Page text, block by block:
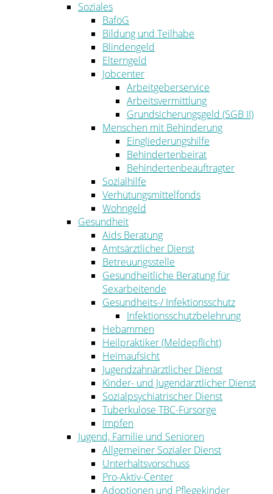
Soziales
BaföG
Bildung und Teilhabe
Blindengeld
Elterngeld
Jobcenter
Arbeitgeberservice
Arbeitsvermittlung
Grundsicherungsgeld (SGB II)
Menschen mit Behinderung
Eingliederungshilfe
Behindertenbeirat
Behindertenbeauftragter
Sozialhilfe
Verhütungsmittelfonds
Wohngeld
Gesundheit
Aids Beratung
Amtsärztlicher Dienst
Betreuungsstelle
Gesundheitliche Beratung für
Sexarbeitende
Gesundheits-/ Infektionsschutz
Infektionsschutzbelehrung
Hebammen
Heilpraktiker (Meldepflicht)
Heimaufsicht
Jugendzahnärztlicher Dienst
Kinder- und Jugendärztlicher Dienst
Sozialpsychiatrischer Dienst
Tuberkulose TBC-Fürsorge
Impfen
Jugend, Familie und Senioren
Allgemeiner Sozialer Dienst
Unterhaltsvorschuss
Pro-Aktiv-Center
Adoptionen und Pflegekinder